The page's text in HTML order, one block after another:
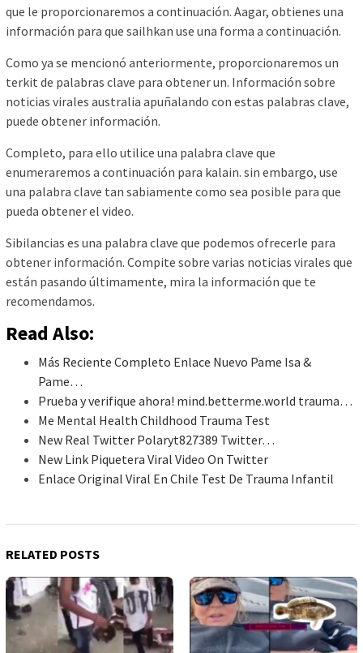
que le proporcionaremos a continuación. Aagar, obtienes una
información para que sailhkan use una forma a continuación.
Como ya se mencionó anteriormente, proporcionaremos un
terkit de palabras clave para obtener un. Información sobre
noticias virales australia apuñalando con estas palabras clave,
puede obtener información.
Completo, para ello utilice una palabra clave que
enumeraremos a continuación para kalain. sin embargo, use
una palabra clave tan sabiamente como sea posible para que
pueda obtener el video.
Sibilancias es una palabra clave que podemos ofrecerle para
obtener información. Compite sobre varias noticias virales que
están pasando últimamente, mira la información que te
recomendamos.
Read Also:
Más Reciente Completo Enlace Nuevo Pame Isa &
Pame…
Prueba y verifique ahora! mind.betterme.world trauma…
Me Mental Health Childhood Trauma Test
New Real Twitter Polaryt827389 Twitter…
New Link Piquetera Viral Video On Twitter
Enlace Original Viral En Chile Test De Trauma Infantil
RELATED POSTS